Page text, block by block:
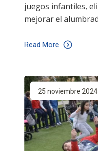
juegos infantiles,
mejorar el
Read More
25 noviembre 2024